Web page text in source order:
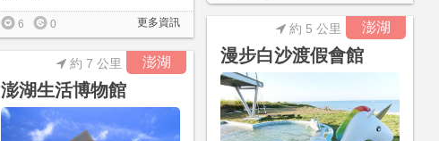
更多資訊
6 0 澎湖
漫步白沙渡假會館
約 5 公里
澎湖
澎湖生活博物館
約 7 公里